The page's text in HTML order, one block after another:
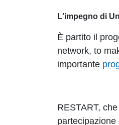
L'impegno di
È partito il
network, to
importante
RESTART,
partecipazione